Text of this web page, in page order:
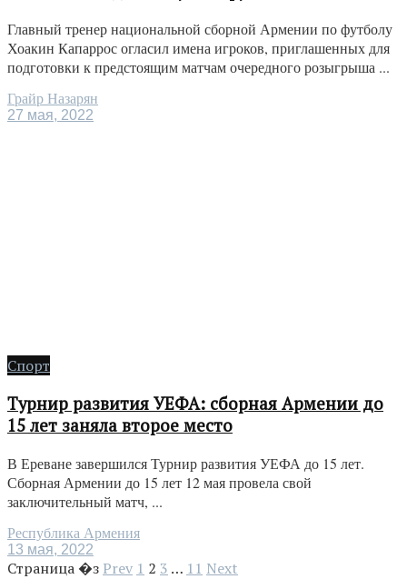
Главный тренер национальной сборной Армении по футболу
Хоакин Капаррос огласил имена игроков, приглашенных для
подготовки к предстоящим матчам очередного розыгрыша ...
Грайр Назарян
27 мая, 2022
Спорт
Турнир развития УЕФА: сборная Армении до
15 лет заняла второе место
В Ереване завершился Турнир развития УЕФА до 15 лет.
Сборная Армении до 15 лет 12 мая провела свой
заключительный матч, ...
Республика Армения
13 мая, 2022
Страница �з Prev 1 2 3 … 11 Next